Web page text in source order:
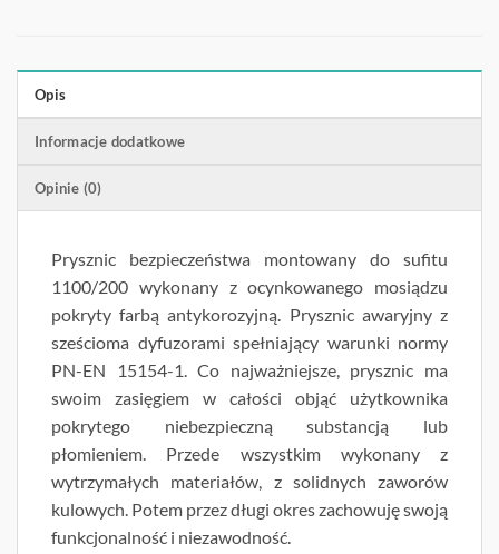
Opis
Informacje dodatkowe
Opinie (0)
Prysznic bezpieczeństwa montowany do sufitu
1100/200 wykonany z ocynkowanego mosiądzu
pokryty farbą antykorozyjną. Prysznic awaryjny z
sześcioma dyfuzorami spełniający warunki normy
PN-EN 15154-1. Co najważniejsze, prysznic ma
swoim zasięgiem w całości objąć użytkownika
pokrytego niebezpieczną substancją lub
płomieniem. Przede wszystkim wykonany z
wytrzymałych materiałów, z solidnych zaworów
kulowych. Potem przez długi okres zachowuję swoją
funkcjonalność i niezawodność.